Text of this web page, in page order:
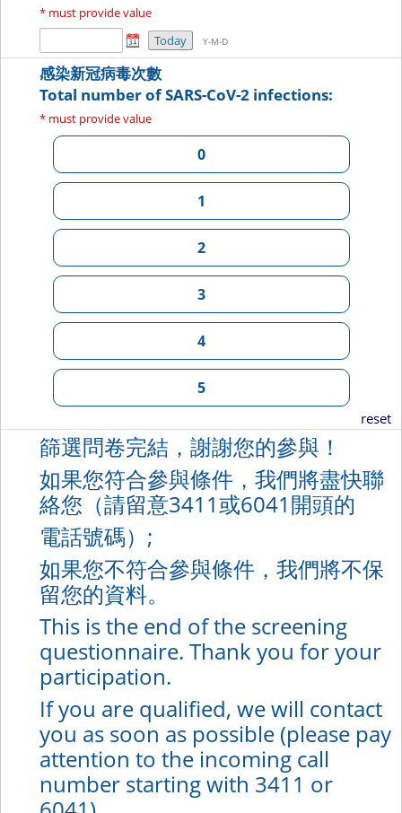
* must provide value
Today
Y-M-D
感染新冠病毒次數
Total number of SARS-CoV-2 infections:
* must provide value
0
1
2
3
4
5
reset
篩選問卷完結，謝謝您的參與！
如果您符合參與條件，我們將盡快聯
絡您（請留意3411或6041開頭的
電話號碼）;
如果您不符合參與條件，我們將不保
留您的資料。
This is the end of the screening
questionnaire. Thank you for your
participation.
If you are qualified, we will contact
you as soon as possible (please pay
attention to the incoming call
number starting with 3411 or